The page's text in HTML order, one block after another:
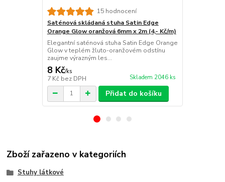
15 hodnocení
Saténová skládaná stuha Satin Edge
Orange Glow oranžová 6mm x 2m (4,- Kč/m)
Elegantní saténová stuha Satin Edge Orange
Glow v teplém žluto-oranžovém odstínu
zaujme výrazným les...
8 Kč/ks
7 Kč bez DPH Skladem 2046 ks
Přidat do košíku
Zboží zařazeno v kategoriích
Stuhy látkové